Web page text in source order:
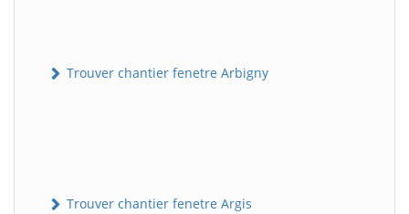
Trouver chantier fenetre Arbigny
Trouver chantier fenetre Argis